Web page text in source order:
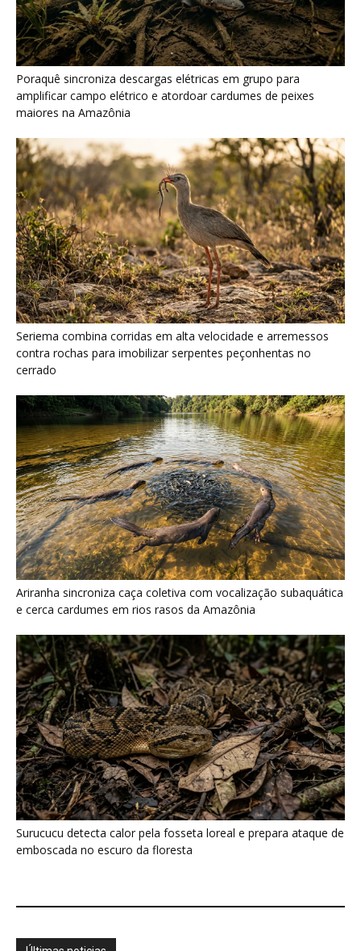
Seriema combina corridas em alta velocidade e arremessos
contra rochas para imobilizar serpentes peçonhentas no
cerrado
Ariranha sincroniza caça coletiva com vocalização subaquática
e cerca cardumes em rios rasos da Amazônia
Surucucu detecta calor pela fosseta loreal e prepara ataque de
emboscada no escuro da floresta
Últimas noticias
“A chuva carrega um inventário da copa”: o
método que encontrou...
7 de agosto de 2026
Araponga combina caixa torácica adaptada e
canto metálico para alcançar a...
7 de agosto de 2026